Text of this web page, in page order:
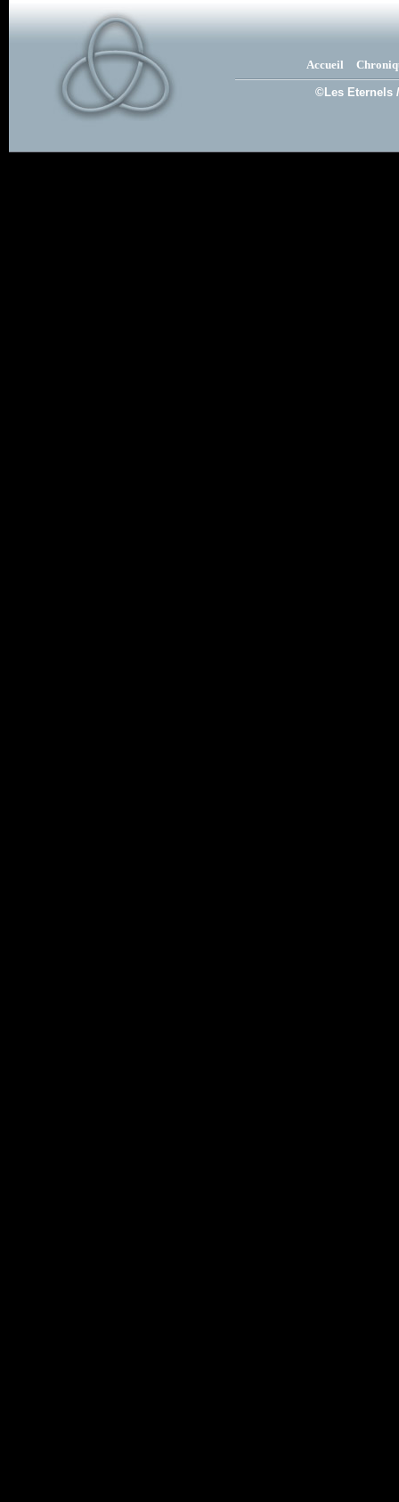
Accueil
©Les Eternels